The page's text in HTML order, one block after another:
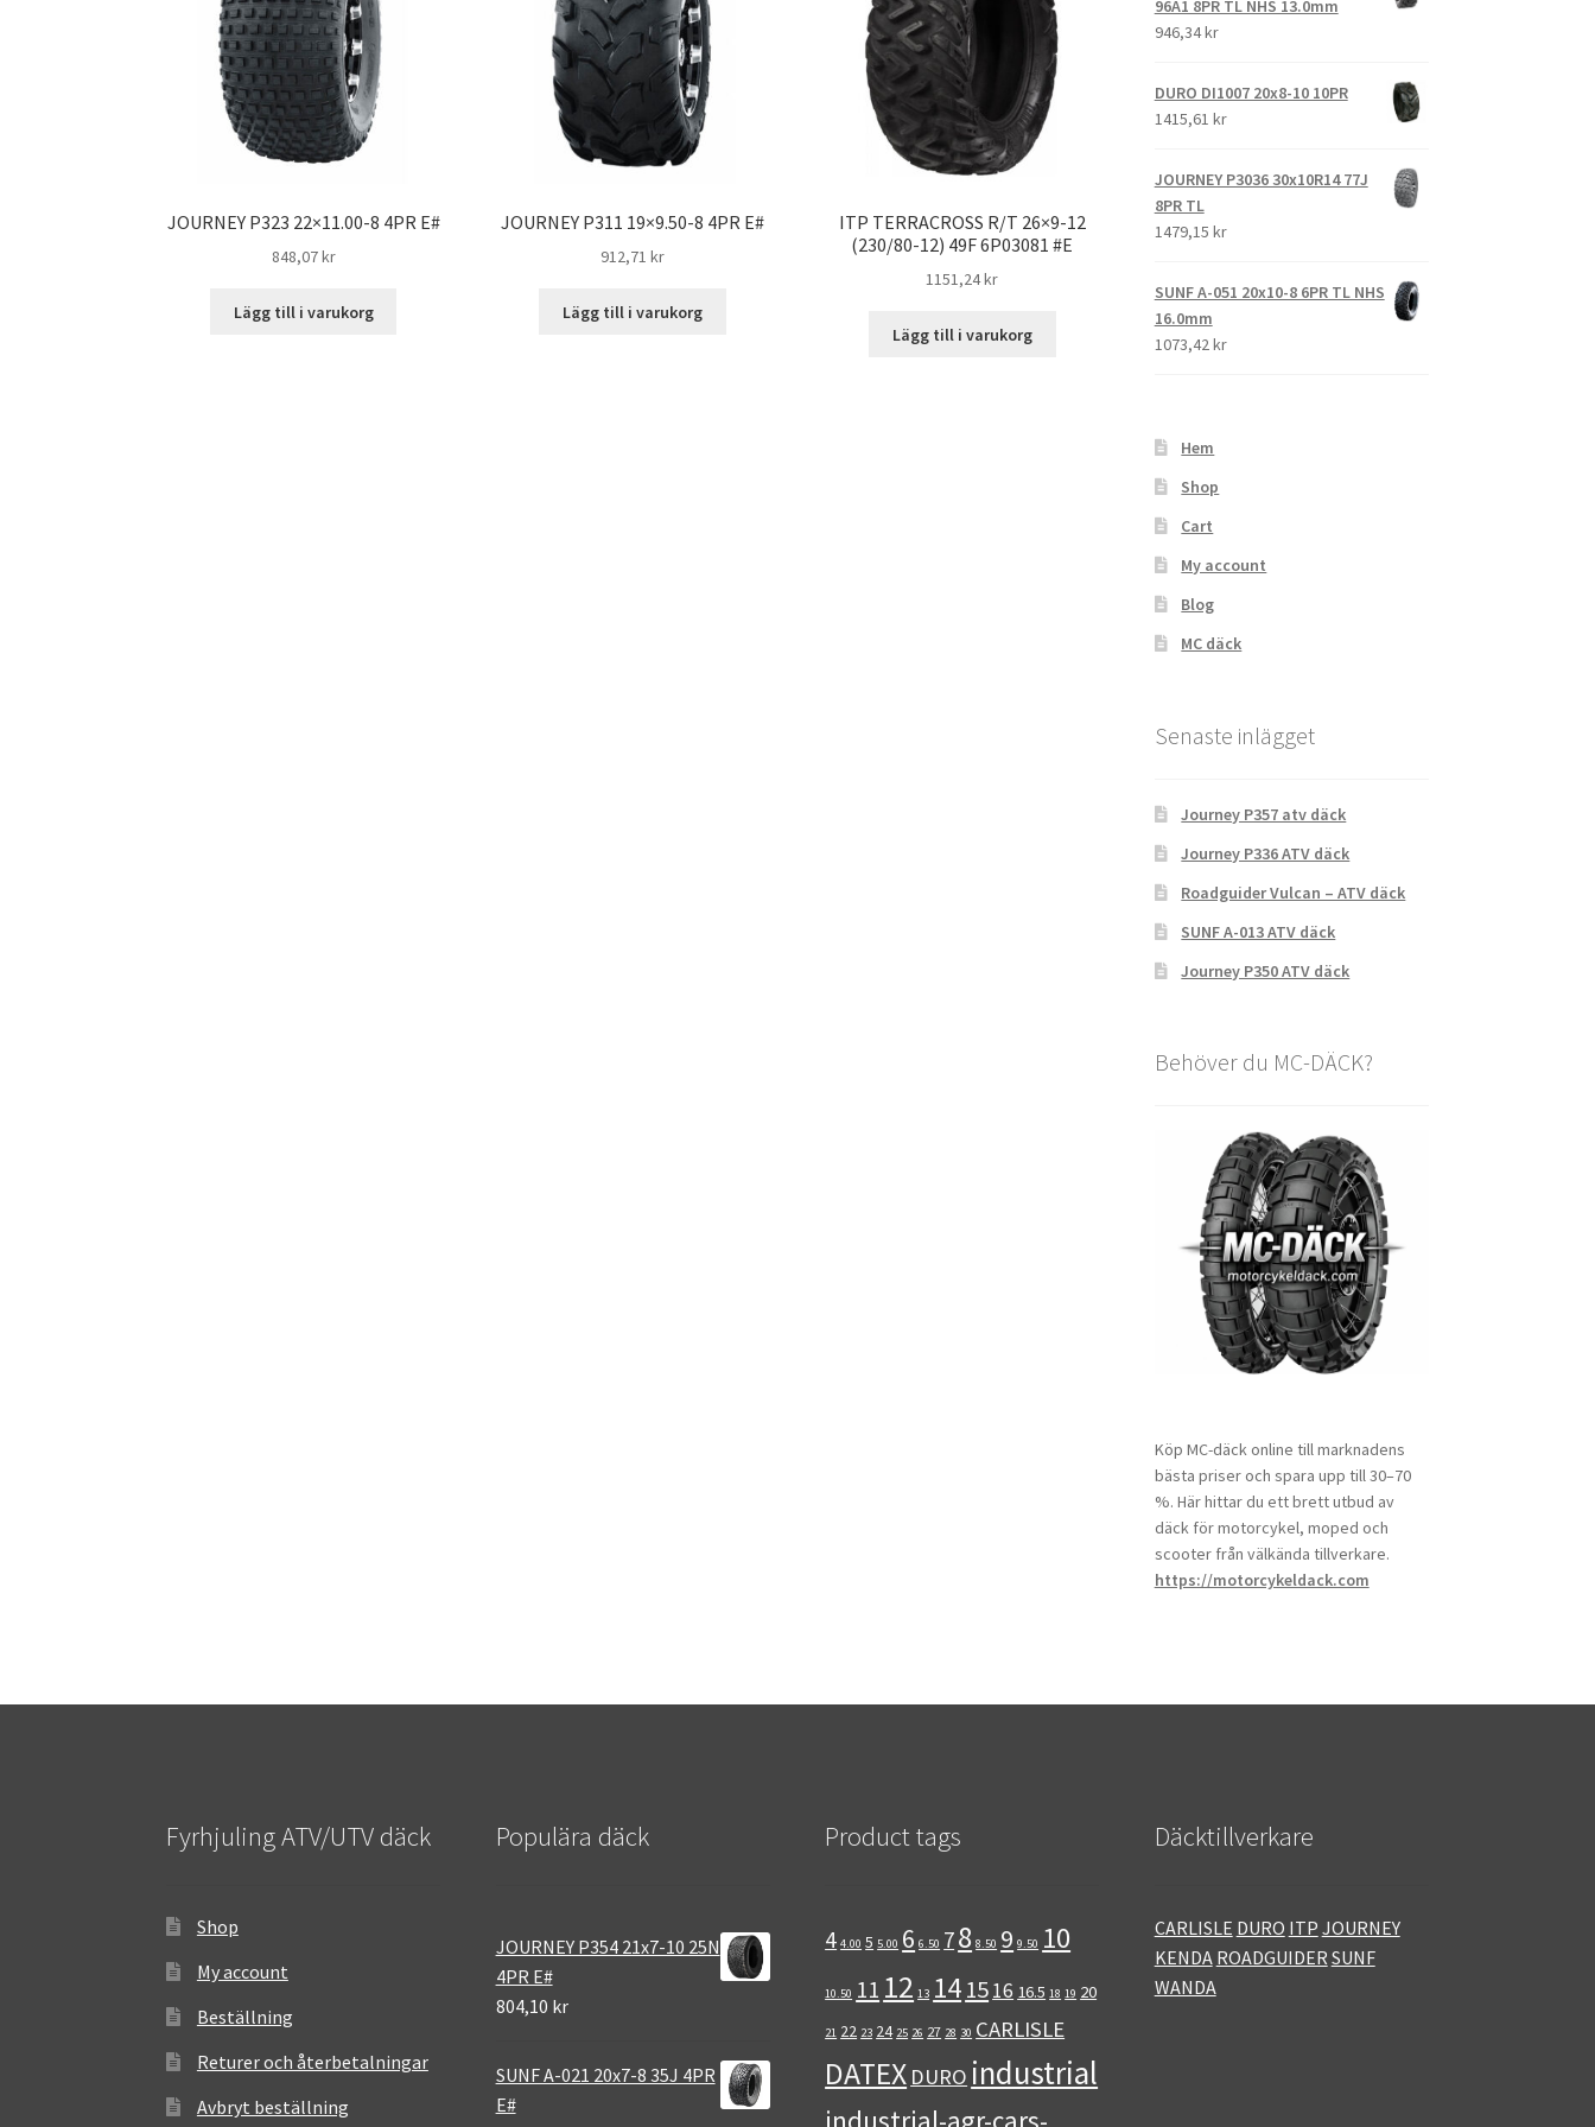
JOURNEY P323 22×11.00-8 4PR E#
848,07 kr
Lägg till i varukorg
JOURNEY P311 19×9.50-8 4PR E#
912,71 kr
Lägg till i varukorg
ITP TERRACROSS R/T 26×9-12
(230/80-12) 49F 6P03081 #E
1151,24 kr
Lägg till i varukorg
96A1 8PR TL NHS 13.0mm
946,34 kr
DURO DI1007 20x8-10 10PR
1415,61 kr
JOURNEY P3036 30x10R14 77J
8PR TL
1479,15 kr
SUNF A-051 20x10-8 6PR TL NHS
16.0mm
1073,42 kr
Hem
Shop
Cart
My account
Blog
MC däck
Senaste inlägget
Journey P357 atv däck
Journey P336 ATV däck
Roadguider Vulcan – ATV däck
SUNF A-013 ATV däck
Journey P350 ATV däck
Behöver du MC-DÄCK?
Köp MC-däck online till marknadens
bästa priser och spara upp till 30–70
%. Här hittar du ett brett utbud av
däck för motorcykel, moped och
scooter från välkända tillverkare.
https://motorcykeldack.com
Fyrhjuling ATV/UTV däck
Shop
My account
Beställning
Returer och återbetalningar
Avbryt beställning
Populära däck
JOURNEY P354 21x7-10 25N
4PR E#
804,10 kr
SUNF A-021 20x7-8 35J 4PR
E#
Product tags
4 4.00 5 5.00 6 6.50 78 8.50 9 9.50 10
10.50 11 12 13 141516 16.5 18 19 20
21 22 23 24 25 26 27 28 30 CARLISLE
DATEX DURO industrial
industrial-agr-cars-
Däcktillverkare
CARLISLE DURO ITP JOURNEY
KENDA ROADGUIDER SUNF
WANDA